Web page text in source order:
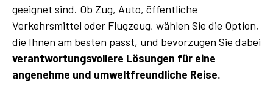
geeignet sind. Ob Zug, Auto, öffentliche
Verkehrsmittel oder Flugzeug, wählen Sie die Option,
die Ihnen am besten passt, und bevorzugen Sie dabei
verantwortungsvollere Lösungen für eine
angenehme und umweltfreundliche Reise.